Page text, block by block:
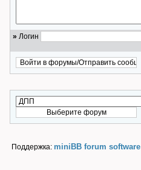
» Логин
Поддержка: miniBB forum software